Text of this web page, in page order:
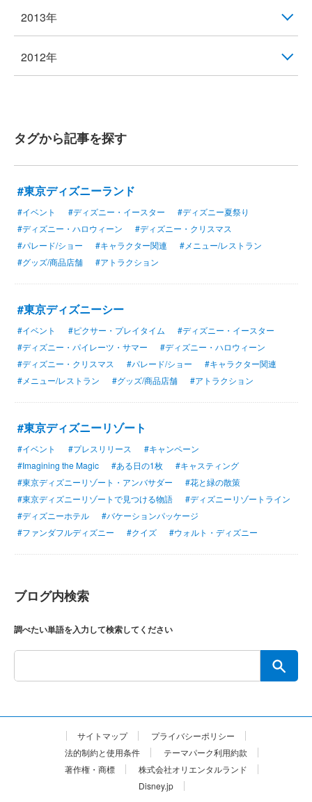
2013年
2012年
タグから記事を探す
#東京ディズニーランド
#イベント #ディズニー・イースター
#ディズニー夏祭り
#ディズニー・ハロウィーン
#ディズニー・クリスマス
#パレード/ショー
#キャラクター関連
#メニュー/レストラン
#グッズ/商品店舗
#アトラクション
#東京ディズニーシー
#イベント #ピクサー・プレイタイム
#ディズニー・イースター
#ディズニー・パイレーツ・サマー
#ディズニー・ハロウィーン
#ディズニー・クリスマス
#パレード/ショー
#キャラクター関連
#メニュー/レストラン
#グッズ/商品店舗 #アトラクション
#東京ディズニーリゾート
#イベント #プレスリリース
#キャンペーン
#Imagining the Magic
#ある日の1枚
#キャスティング
#東京ディズニーリゾート・アンバサダー
#花と緑の散策
#東京ディズニーリゾートで見つける物語
#ディズニーリゾートライン
#ディズニーホテル
#バケーションパッケージ
#ファンダフルディズニー
#クイズ #ウォルト・ディズニー
ブログ内検索
調べたい単語を入力して検索してください
サイトマップ
プライバシーポリシー
法的制約と使用条件
テーマパーク利用約款
著作権・商標
株式会社オリエンタルランド
Disney.jp